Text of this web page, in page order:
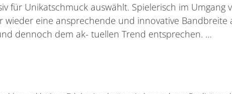
für Unikatschmuck auswählt. Spielerisch im Umgang
wieder eine ansprechende und innovative Bandbreite
dennoch dem ak- tuellen Trend entsprechen. …